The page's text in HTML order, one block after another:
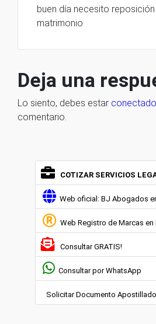
buen día necesito
matrimonio
Deja una
Lo siento, debes estar conectado
comentario.
COTIZAR SERVICIOS
Web oficial: BJ Abogados
Web Registro de Marcas en
Consultar GRATIS!
Consultar por WhatsApp
Solicitar Documento Apostillado